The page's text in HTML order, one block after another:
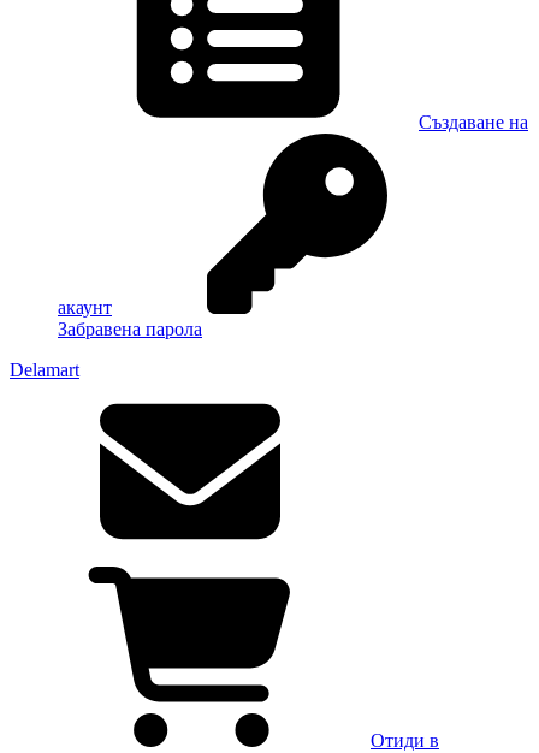
Създаване на
акаунт
Забравена парола
Delamart
Отиди в